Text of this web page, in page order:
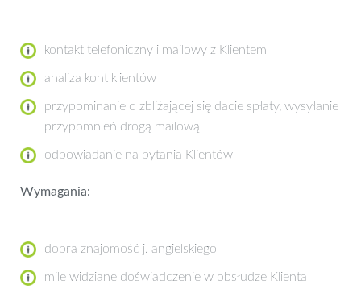
kontakt telefoniczny i mailowy z Klientem
analiza kont klientów
przypominanie o zbliżającej się dacie spłaty, wysyłanie
przypomnień drogą mailową
odpowiadanie na pytania Klientów
Wymagania:
dobra znajomość j. angielskiego
mile widziane doświadczenie w obsłudze Klienta